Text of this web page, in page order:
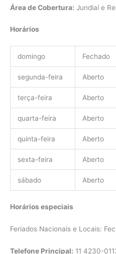
Área de Cobertura: Jundiaí e
Horários
domingo Fechado
segunda-feira Aberto
terça-feira Aberto
quarta-feira Aberto
quinta-feira Aberto
sexta-feira Aberto
sábado Aberto
Horários especiais
Feriados Nacionais e Locais:
Telefone Principal: 11 4230-